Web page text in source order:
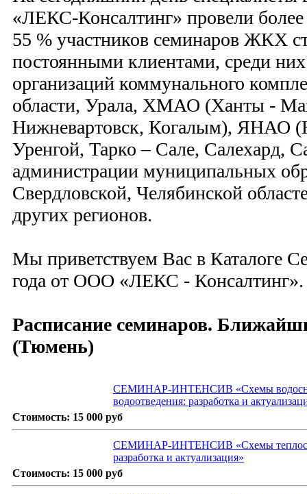
«ЛЕКС-Консалтинг» провели
55 % участников семинаров ЖКХ
постоянными клиентами, среди
организаций коммунального
области, Урала, ХМАО (Ханты -
Нижневартовск, Когалым), ЯНАО
Уренгой, Тарко – Сале, Салехард,
администрации муниципальных
Свердловской, Челябинской
других регионов.
Мы приветствуем Вас в Каталоге
года от ООО «ЛЕКС - Консалтинг».
Расписание семинаров.
(Тюмень)
СЕМИНАР-ИНТЕНСИВ «Схемы
водоотведения: разработка и
Стоимость: 15 000 руб
СЕМИНАР-ИНТЕНСИВ «Схемы
разработка и актуализация»
Стоимость: 15 000 руб